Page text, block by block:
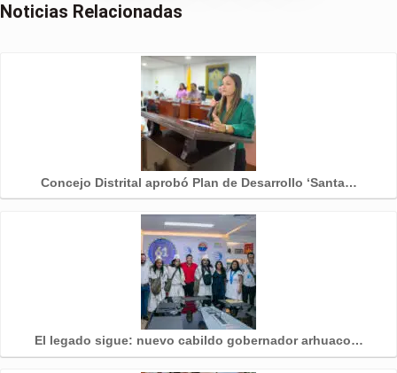
Noticias Relacionadas
Concejo Distrital aprobó Plan de Desarrollo ‘Santa…
El legado sigue: nuevo cabildo gobernador arhuaco…